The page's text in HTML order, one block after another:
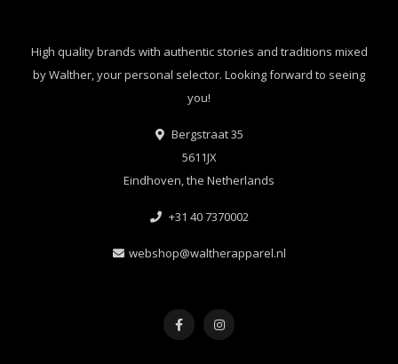
High quality brands with authentic stories and traditions mixed
by Walther, your personal selector. Looking forward to seeing
you!
Bergstraat 35
5611JX
Eindhoven, the Netherlands
+31 40 7370002
webshop@waltherapparel.nl